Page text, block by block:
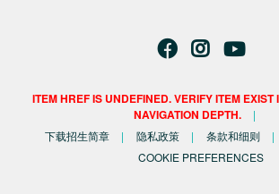
ITEM HREF IS UNDEFINED. VERIFY ITEM
NAVIGATION DEPTH.
下载招生简章 隐私政策 条款和细则
COOKIE PREFERENCES